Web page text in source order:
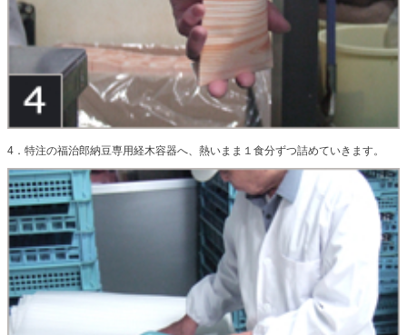
4．特注の福治郎納豆専用経木容器へ、熱いまま１食分ずつ詰めていきます。